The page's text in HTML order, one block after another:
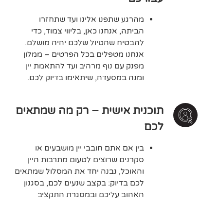
מהרגע שתפנו אלינו ועד שתחזרו
הביתה, אנחנו כאן, בליווי צמוד, כדי
להבטיח שהטיול שלכם יהיה מושלם.
אנחנו מטפלים בכל הפרטים – ממלון
מפנק עם נוף מרהיב ועד להתאמת יין
ומנה במסעדה, שיתאימו בדיוק לכם.
תוכנית אישית – רק מה שמתאים
לכם
בין אם אתם חובבי יין מושבעים או
סקרנים שרוצים לטעום מתרבות היין
והאוכל, נבנה יחד את המסלול שמתאים
לכם בדיוק: בקצב שנעים לכם, בסגנון
האהוב עליכם ובמסגרת התקציב